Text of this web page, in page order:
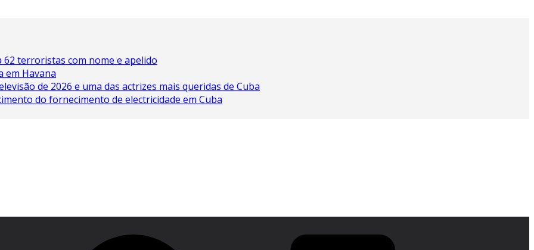
62 terroristas com nome e apelido
em Havana
de 2026 e uma das actrizes mais queridas de Cuba
do fornecimento de electricidade em Cuba